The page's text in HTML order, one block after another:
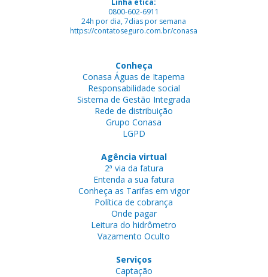
Linha ética:
0800-602-6911
24h por dia, 7dias por semana
https://contatoseguro.com.br/conasa
Conheça
Conasa Águas de Itapema
Responsabilidade social
Sistema de Gestão Integrada
Rede de distribuição
Grupo Conasa
LGPD
Agência virtual
2ª via da fatura
Entenda a sua fatura
Conheça as Tarifas em vigor
Política de cobrança
Onde pagar
Leitura do hidrômetro
Vazamento Oculto
Serviços
Captação